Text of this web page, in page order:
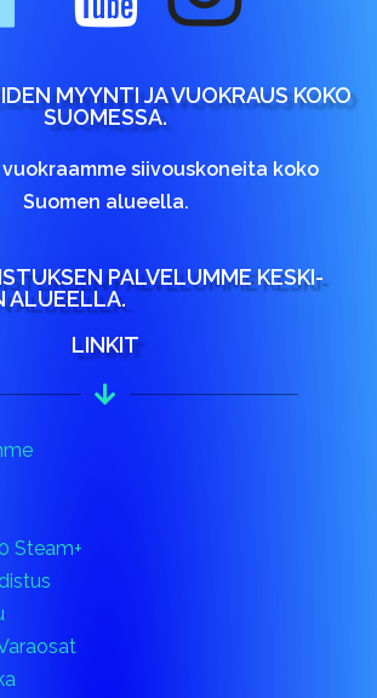
MYYNTI JA VUOKRAUS KOKO
SUOMESSA.
vuokraamme siivouskoneita koko
Suomen alueella.
PALVELUMME KESKI-
ALUEELLA.
LINKIT
Steam+